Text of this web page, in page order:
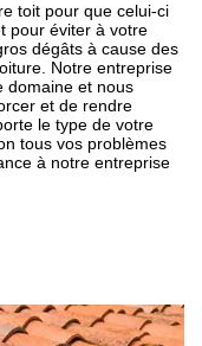
toit pour que celui-ci
pour éviter à votre
dégâts à cause des
Notre entreprise
domaine et nous
et de rendre
le type de votre
tous vos problèmes
à notre entreprise